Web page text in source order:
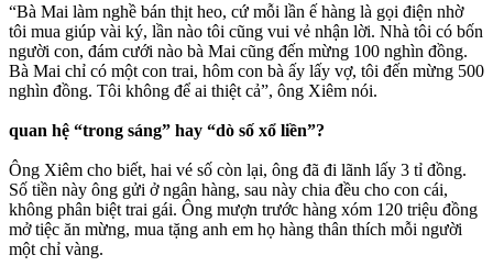
“Bà Mai làm nghề bán thịt heo, cứ mỗi lần ế hàng là gọi điện nhờ
tôi mua giúp vài ký, lần nào tôi cũng vui vẻ nhận lời. Nhà tôi có bốn
người con, đám cưới nào bà Mai cũng đến mừng 100 nghìn đồng.
Bà Mai chỉ có một con trai, hôm con bà ấy lấy vợ, tôi đến mừng 500
nghìn đồng. Tôi không để ai thiệt cả”, ông Xiêm nói.
quan hệ “trong sáng” hay “dò số xổ liền”?
Ông Xiêm cho biết, hai vé số còn lại, ông đã đi lãnh lấy 3 tỉ đồng.
Số tiền này ông gửi ở ngân hàng, sau này chia đều cho con cái,
không phân biệt trai gái. Ông mượn trước hàng xóm 120 triệu đồng
mở tiệc ăn mừng, mua tặng anh em họ hàng thân thích mỗi người
một chỉ vàng.